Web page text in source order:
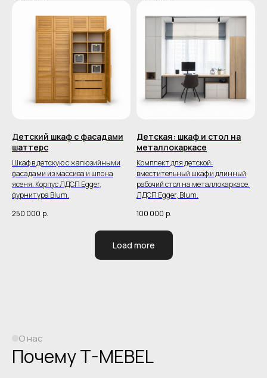
Детский шкаф с фасадами
шаттерс
Шкаф в детскую с жалюзийными
фасадами из массива и шпона
ясеня. Корпус ЛДСП Egger,
фурнитура Blum.
250 000 р.
Детская: шкаф и стол на
металлокаркасе
Комплект для детской:
вместительный шкаф и длинный
рабочий стол на металлокаркасе.
ЛДСП Egger, Blum.
100 000 р.
Load more
О нас
Почему T-MEBEL